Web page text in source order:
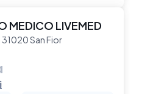
MEDICO LIVEMED
31020 San Fior